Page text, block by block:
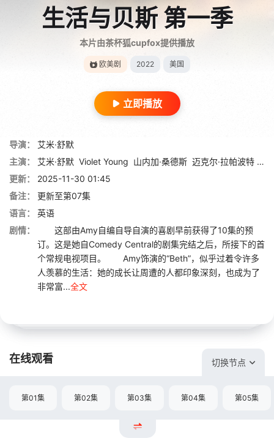
生活与贝斯 第一季
本片由茶杯狐cupfox提供播放
欧美剧 2022 美国
立即播放
导演：
艾米·舒默
主演：
艾米·舒默 Violet Young 山内加·桑德斯 迈克尔·拉帕波特
更新：
2025-11-30 01:45
备注：
更新至第07集
语言：
英语
剧情：
这部由Amy自编自导自演的喜剧早前获得了10集的预
订。这是她自Comedy Central的剧集完结之后，所接下的首
个常规电视项目。 Amy饰演的“Beth”，似乎过着令许多
人羡慕的生活：她的成长让周遭的人都印象深刻，也成为了
非常富...全文
在线观看 切换节点
第01集 第02集 第03集 第04集 第05集